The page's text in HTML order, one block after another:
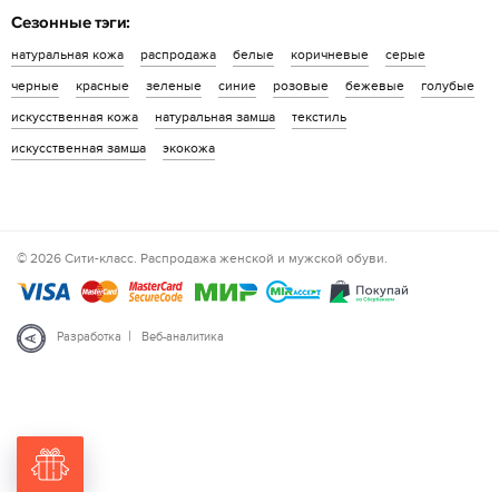
Сезонные тэги:
натуральная кожа распродажа белые коричневые
серые
черные
красные зеленые синие розовые бежевые
голубые
искусственная кожа
натуральная замша
текстиль
искусственная замша
экокожа
© 2026 Сити-класс. Распродажа женской и мужской обуви.
Разработка | Веб-аналитика